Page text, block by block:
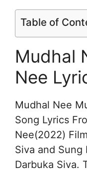
Table of
Mudhal
Nee
Mudhal Nee
Song Lyrics
Nee(2022)
Siva and Sung
Darbuka Siva.